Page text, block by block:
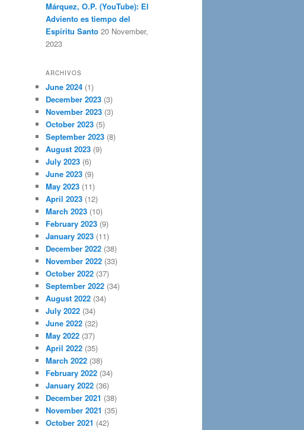
Márquez, O.P. (YouTube): El
Adviento es tiempo del
Espíritu Santo 20 November,
2023
ARCHIVOS
June 2024 (1)
December 2023 (3)
November 2023 (3)
October 2023 (5)
September 2023 (8)
August 2023 (9)
July 2023 (6)
June 2023 (9)
May 2023 (11)
April 2023 (12)
March 2023 (10)
February 2023 (9)
January 2023 (11)
December 2022 (38)
November 2022 (33)
October 2022 (37)
September 2022 (34)
August 2022 (34)
July 2022 (34)
June 2022 (32)
May 2022 (37)
April 2022 (35)
March 2022 (38)
February 2022 (34)
January 2022 (36)
December 2021 (38)
November 2021 (35)
October 2021 (42)